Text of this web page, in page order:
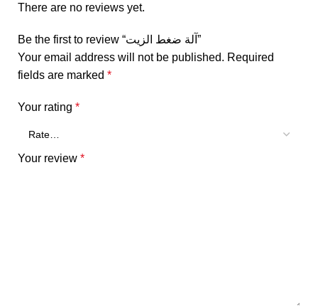
There are no reviews yet.
Be the first to review “آلة ضغط الزيت”
Your email address will not be published. Required
fields are marked *
Your rating *
Your review *